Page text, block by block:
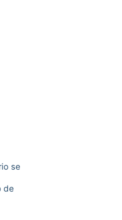
se
de